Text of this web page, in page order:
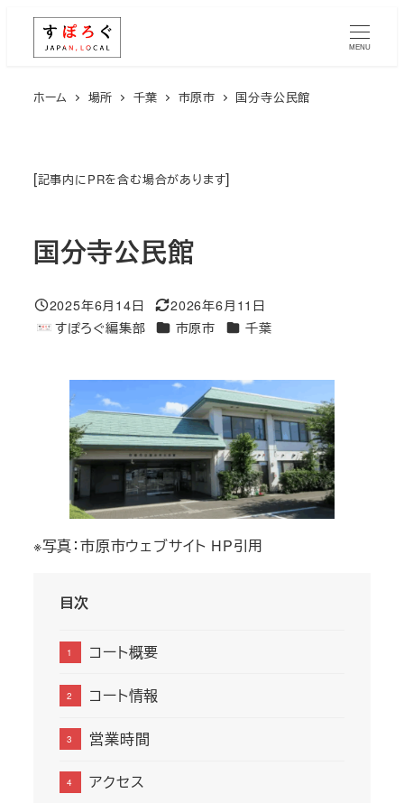
MENU
ホーム 場所 千葉 市原市 国分寺公民館
[記事内にPRを含む場合があります]
国分寺公民館
投稿日
2025年6月14日
更新日
2026年6月11日
著
すぽろぐ編集部 エリア市原市 エリア千葉
※写真：市原市ウェブサイト HP引用
目次
コート概要
コート情報
営業時間
アクセス